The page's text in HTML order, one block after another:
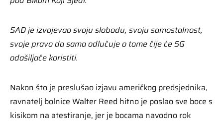
SAD je izvojevao svoju slobodu, svoju samostalnost,
svoje pravo da sama odlučuje o tome čije će 5G
odašiljače koristiti.
Nakon što je preslušao izjavu američkog predsjednika,
ravnatelj bolnice Walter Reed hitno je poslao sve boce s
kisikom na atestiranje, jer je bocama navodno rok